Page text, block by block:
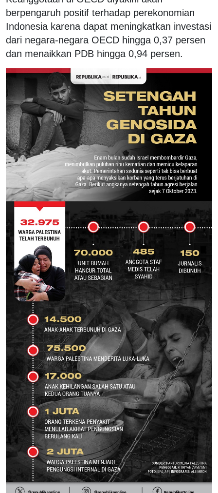
berpengaruh positif terhadap perekonomian
Indonesia karena dapat meningkatkan investasi
dari negara-negara OECD hingga 0,37 persen
dan menaikkan PDB hingga 0,94 persen.